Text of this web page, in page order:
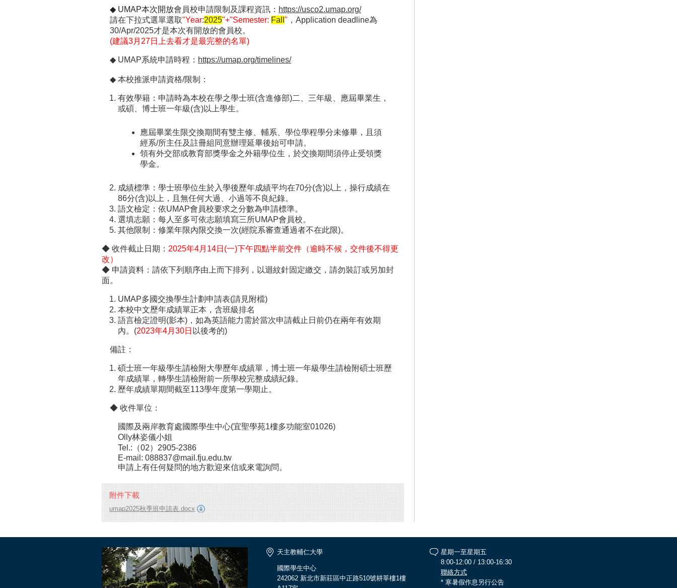
◆ UMAP本次開放會員校申請限制及課程資訊： https://usco2.umap.org/
請在下拉式選單選取"Year:2025"+"Semester: Fall " ，Application deadline為
30/Apr/2025才是本次有開放的會員校。
(建議3月27日上去看才是最完整的名單)
◆ UMAP系統申請時程： https://umap.org/timelines/
◆ 本校推派申請資格/限制：
有效學籍：申請時為本校在學之學士班(含進修部)二、三年級、應屆畢業生，
或碩、博士班一年級(含)以上學生。
應屆畢業生限交換期間有雙主修、輔系、學位學程學分未修畢，且須
經系/所主任及註冊組同意辦理延畢後始可申請。
領有外交部或教育部獎學金之外籍學位生，於交換期間須停止受領獎
學金。
成績標準：學士班學位生於入學後歷年成績平均在70分(含)以上，操行成績在
86分(含)以上，且無任何大過、小過等不良紀錄。
語文檢定：依UMAP會員校要求之分數為申請標準。
選填志願：每人至多可依志願填寫三所UMAP會員校。
其他限制：修業年限內限交換一次(經院系審查通過者不在此限)。
◆ 收件截止日期： 2025年4月14日(一)下午四點半前交件（逾時不候，交件後不得更
改）
◆ 申請資料：請依下列順序由上而下排列，以迴紋針固定繳交，請勿裝訂或另加封
面。
UMAP多國交換學生計劃申請表(請見附檔)
本校中文歷年成績單正本，含班級排名
語言檢定證明(影本)，如為英語能力需於當次申請截止日前仍在兩年有效期
內。(2023年4月30日 以後考的)
備註：
碩士班一年級學生請檢附大學歷年成績單，博士班一年級學生請檢附碩士班歷
年成績單，轉學生請檢附前一所學校完整成績紀錄。
歷年成績單期間截至113學年度第一學期止。
​◆ 收件單位：
國際及兩岸教育處國際學生中心(宜聖學苑1樓多功能室01026)
Olly林姿儀小姐
Tel.:（02）2905-2386
E-mail: 088837@mail.fju.edu.tw
申請上有任何疑問的地方歡迎來信或來電詢問。
附件下載
umap2025秋季班申請表.docx
天主教輔仁大學
國際學生中心
242062 新北市新莊區中正路510號耕莘樓1樓
星期一至星期五
8:00-12:00 / 13:00-16:30
聯絡方式
* 寒暑假作息另行公告